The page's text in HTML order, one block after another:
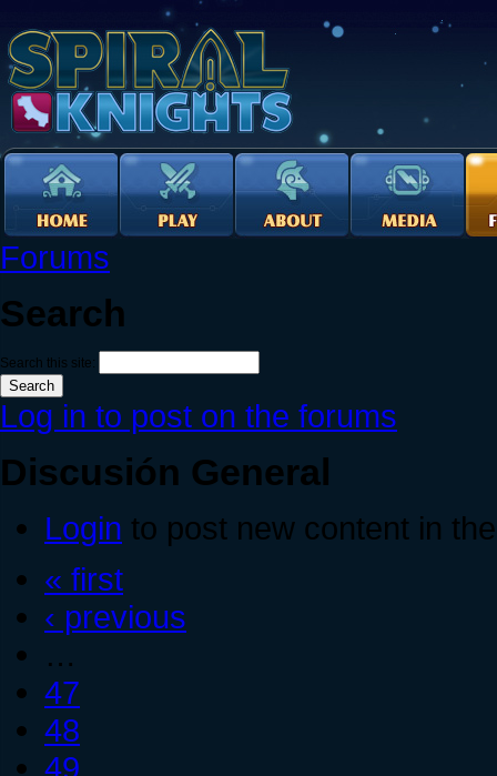
Forums
Search
Search this site:
Log in to post on the forums
Discusión General
Login to post new content in
« first
‹ previous
…
47
48
49